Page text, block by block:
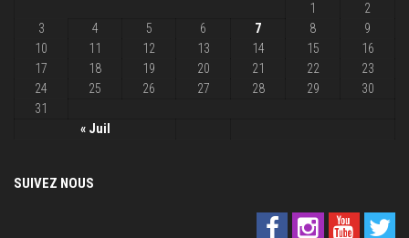
« Juil
1
2
3
4 5 6 7 8
9
10
11 12 13 14 15
16
17
18 19 20 21 22
23
24
25 26 27 28 29
30
31
SUIVEZ NOUS